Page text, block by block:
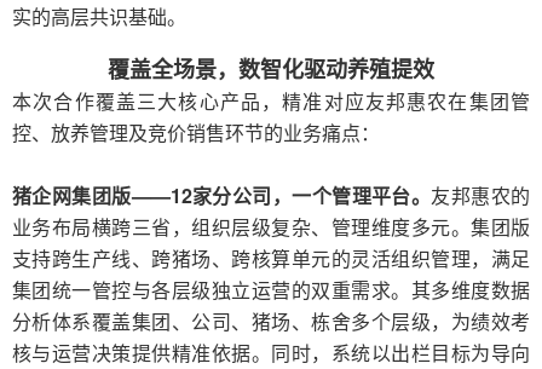
实的高层共识基础。
覆盖全场景，数智化驱动养殖提效
本次合作覆盖三大核心产品，精准对应友邦惠农在集团管
控、放养管理及竞价销售环节的业务痛点：
猪企网集团版——12家分公司，一个管理平台。 友邦惠农的
业务布局横跨三省，组织层级复杂、管理维度多元。集团版
支持跨生产线、跨猪场、跨核算单元的灵活组织管理，满足
集团统一管控与各层级独立运营的双重需求。其多维度数据
分析体系覆盖集团、公司、猪场、栋舍多个层级，为绩效考
核与运营决策提供精准依据。同时，系统以出栏目标为导向